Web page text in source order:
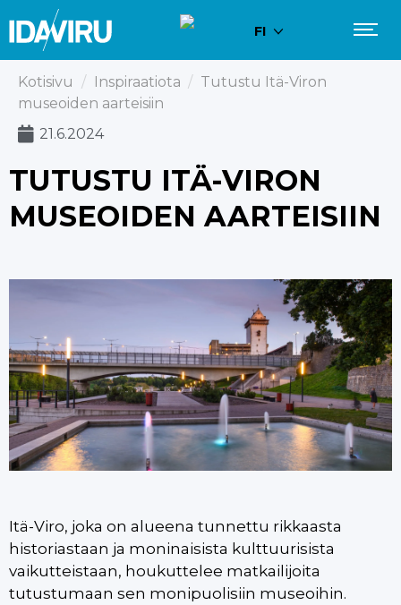
FI
Kotisivu / Inspiraatiota / Tutustu Itä-Viron
museoiden aarteisiin
21.6.2024
TUTUSTU ITÄ-VIRON
MUSEOIDEN AARTEISIIN
Itä-Viro, joka on alueena tunnettu rikkaasta
historiastaan ja moninaisista kulttuurisista
vaikutteistaan, houkuttelee matkailijoita
tutustumaan sen monipuolisiin museoihin.